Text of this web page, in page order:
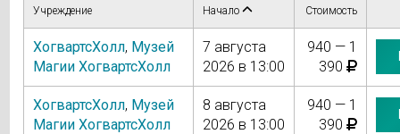
Учреждение Начало Стоимость
ХогвартсХолл, Музей
Магии ХогвартсХолл
7 августа
2026 в 13:00
940 — 1
390
ХогвартсХолл, Музей
Магии ХогвартсХолл
8 августа
2026 в 13:00
940 — 1
390